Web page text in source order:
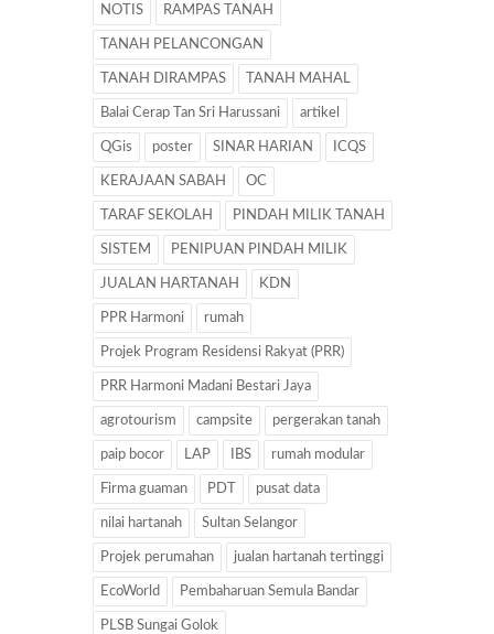
NOTIS RAMPAS TANAH
TANAH PELANCONGAN
TANAH DIRAMPAS TANAH MAHAL
Balai Cerap Tan Sri Harussani artikel
QGis poster SINAR HARIAN ICQS
KERAJAAN SABAH OC
TARAF SEKOLAH PINDAH MILIK TANAH
SISTEM PENIPUAN PINDAH MILIK
JUALAN HARTANAH KDN
PPR Harmoni rumah
Projek Program Residensi Rakyat (PRR)
PRR Harmoni Madani Bestari Jaya
agrotourism campsite pergerakan tanah
paip bocor LAP IBS rumah modular
Firma guaman PDT pusat data
nilai hartanah Sultan Selangor
Projek perumahan jualan hartanah tertinggi
EcoWorld Pembaharuan Semula Bandar
PLSB Sungai Golok